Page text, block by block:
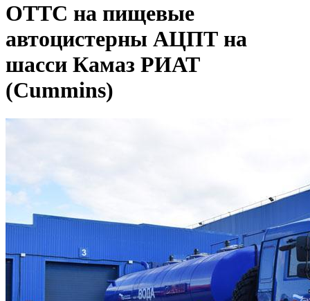
ОТТС на пищевые
автоцистерны АЦПТ на
шасси Камаз РИАТ
(Cummins)